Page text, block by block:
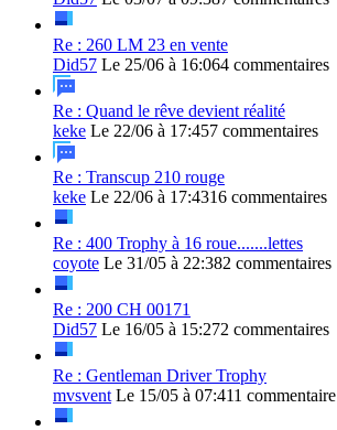
Re : 260 LM 23 en vente
Did57 Le 25/06 à 16:064 commentaires
Re : Quand le rêve devient réalité
keke Le 22/06 à 17:457 commentaires
Re : Transcup 210 rouge
keke Le 22/06 à 17:4316 commentaires
Re : 400 Trophy à 16 roue.......lettes
coyote Le 31/05 à 22:382 commentaires
Re : 200 CH 00171
Did57 Le 16/05 à 15:272 commentaires
Re : Gentleman Driver Trophy
mvsvent Le 15/05 à 07:411 commentaire